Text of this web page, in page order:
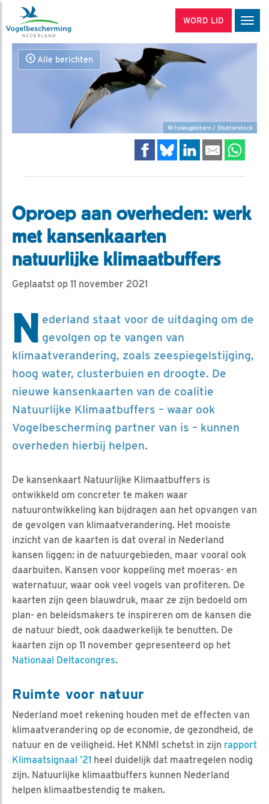
WORD LID
Alle berichten
Witvleugelstern / Shutterstock
Oproep aan overheden: werk
met kansenkaarten
natuurlijke klimaatbuffers
Geplaatst op 11 november 2021
N ederland staat voor de uitdaging om de
gevolgen op te vangen van
klimaatverandering, zoals zeespiegelstijging,
hoog water, clusterbuien en droogte. De
nieuwe kansenkaarten van de coalitie
Natuurlijke Klimaatbuffers – waar ook
Vogelbescherming partner van is – kunnen
overheden hierbij helpen.
De kansenkaart Natuurlijke Klimaatbuffers is
ontwikkeld om concreter te maken waar
natuurontwikkeling kan bijdragen aan het opvangen van
de gevolgen van klimaatverandering. Het mooiste
inzicht van de kaarten is dat overal in Nederland
kansen liggen: in de natuurgebieden, maar vooral ook
daarbuiten. Kansen voor koppeling met moeras- en
waternatuur, waar ook veel vogels van profiteren. De
kaarten zijn geen blauwdruk, maar ze zijn bedoeld om
plan- en beleidsmakers te inspireren om de kansen die
de natuur biedt, ook daadwerkelijk te benutten. De
kaarten zijn op 11 november gepresenteerd op het
Nationaal Deltacongres.
Ruimte voor natuur
Nederland moet rekening houden met de effecten van
klimaatverandering op de economie, de gezondheid, de
natuur en de veiligheid. Het KNMI schetst in zijn rapport
Klimaatsignaal ’21 heel duidelijk dat maatregelen nodig
zijn. Natuurlijke klimaatbuffers kunnen Nederland
helpen klimaatbestendig te maken.